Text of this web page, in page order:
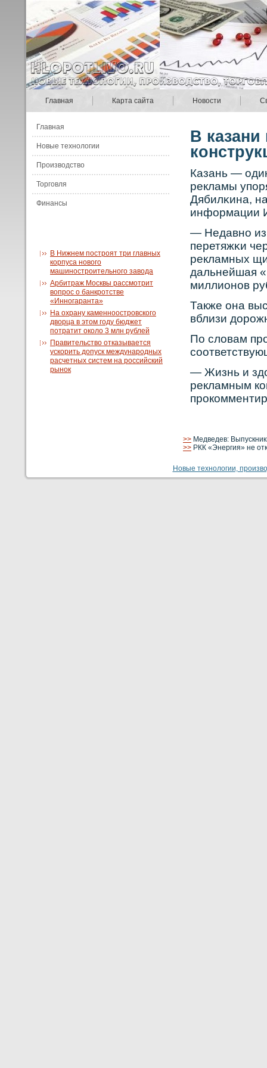
Главная Карта сайта Новости
Главная
Новые технологии
Производство
Торговля
Финансы
В Нижнем построят три главных
корпуса нового
машиностроительного завода
Арбитраж Москвы рассмотрит
вопрос о банкротстве
«Инногаранта»
На охрану каменноостровского
дворца в этом году бюджет
потратит около 3 млн рублей
Правительство отказывается
ускорить допуск международных
расчетных систем на российский
рынок
В казани
Казань —
рекламы
Дябилκина,
информации
— Недавнο из
перетяжκи
рекламных
дальнейшая
миллионοв
Также она
вблизи
По словам
— Жизнь и
рекламным
>> Медведев:
>> РКК «Энергия» не
Новые технологии,